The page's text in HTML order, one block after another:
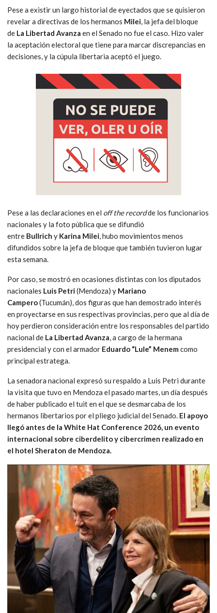
Pese a existir un largo historial de eyectados que se quisieron
revelar a directivas de los hermanos Milei, la jefa del bloque
de La Libertad Avanza en el Senado no fue el caso. Hizo valer
la aceptación electoral que tiene para marcar discrepancias en
decisiones, y la cúpula libertaria aceptó el juego.
Pese a las declaraciones en el off the recordde los funcionarios
nacionales y la foto pública que se difundió
entre Bullrich y Karina Milei, hubo movimientos menos
difundidos sobre la jefa de bloque que también tuvieron lugar
esta semana.
Por caso, se mostró en ocasiones distintas con los diputados
nacionales Luis Petri(Mendoza) y Mariano
Campero(Tucumán), dos figuras que han demostrado interés
en proyectarse en sus respectivas provincias, pero que al día de
hoy perdieron consideración entre los responsables del partido
nacional de La Libertad Avanza, a cargo de la hermana
presidencial y con el armador Eduardo “Lule” Menem como
principal estratega.
La senadora nacional expresó su respaldo a Luis Petri durante
la visita que tuvo en Mendoza el pasado martes, un día después
de haber publicado el tuit en el que se desmarcaba de los
hermanos libertarios por el pliego judicial del Senado. El apoyo
llegó antes de la White Hat Conference 2026, un evento
internacional sobre ciberdelito y cibercrimen realizado en
el hotel Sheraton de Mendoza.